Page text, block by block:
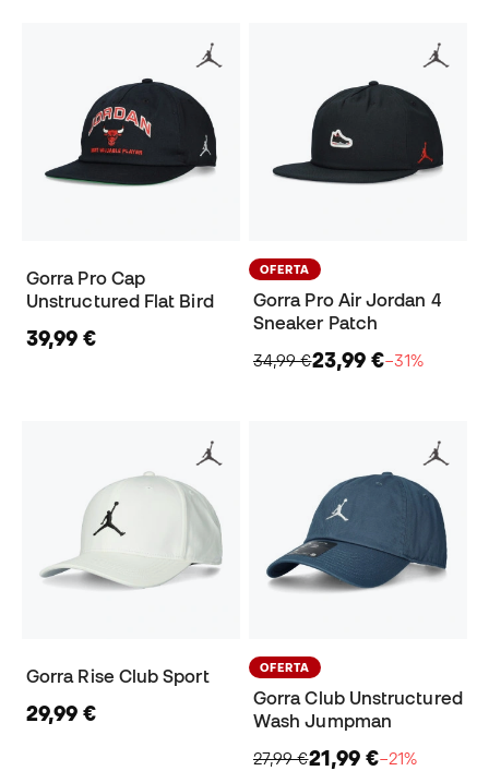
Gorra Pro Cap
Unstructured Flat Bird
39,99 €
OFERTA
Gorra Pro Air Jordan 4
Sneaker Patch
34,99 €23,99 €−31%
Gorra Rise Club Sport
29,99 €
OFERTA
Gorra Club Unstructured
Wash Jumpman
27,99 €21,99 €−21%